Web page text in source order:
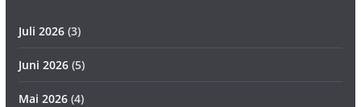
Juli 2026(3)
Juni 2026(5)
Mai 2026(4)